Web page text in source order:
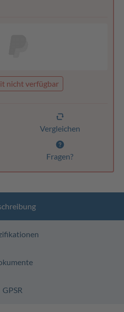
nicht verfügbar
Vergleichen
Fragen?
GPSR